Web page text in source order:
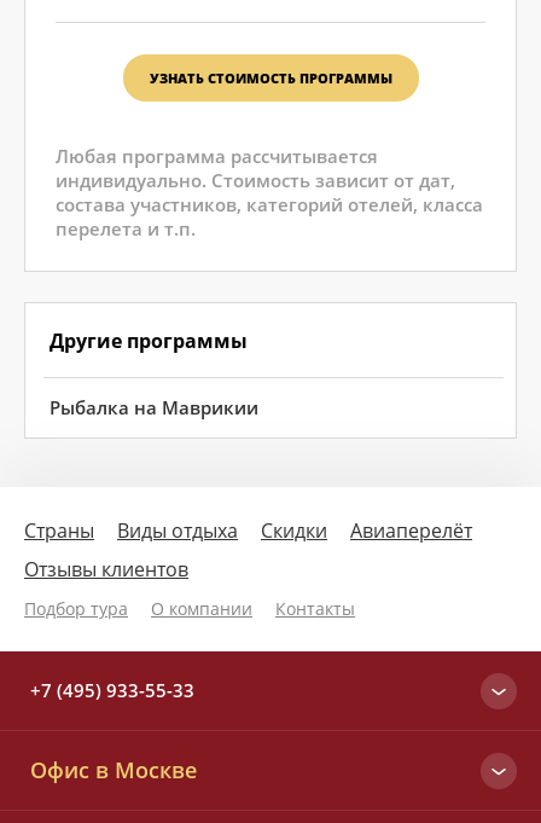
Другие программы
Рыбалка на Маврикии
УЗНАТЬ СТОИМОСТЬ ПРОГРАММЫ
Любая программа рассчитывается
индивидуально. Стоимость зависит от дат,
состава участников, категорий отелей, класса
перелета и т.п.
Страны Виды отдыха Скидки
Авиаперелёт
Отзывы клиентов
Подбор тура О компании Контакты
+7 (495) 933-55-33
+7 (495) 933-55-33
Офис в Москве